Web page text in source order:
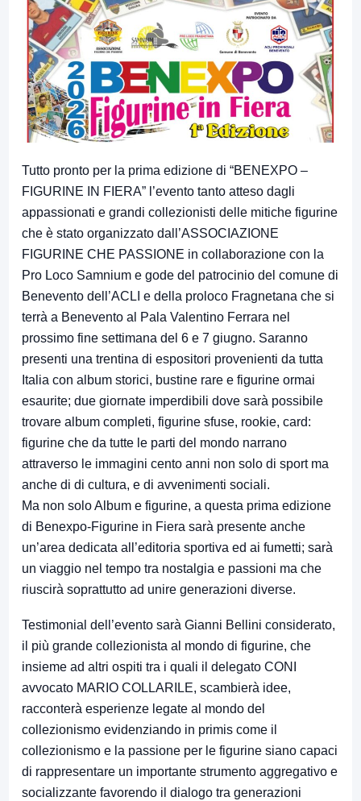
Tutto pronto per la prima edizione di “BENEXPO –
FIGURINE IN FIERA” l’evento tanto atteso dagli
appassionati e grandi collezionisti delle mitiche figurine
che è stato organizzato dall’ASSOCIAZIONE
FIGURINE CHE PASSIONE in collaborazione con la
Pro Loco Samnium e gode del patrocinio del comune di
Benevento dell’ACLI e della proloco Fragnetana che si
terrà a Benevento al Pala Valentino Ferrara nel
prossimo fine settimana del 6 e 7 giugno. Saranno
presenti una trentina di espositori provenienti da tutta
Italia con album storici, bustine rare e figurine ormai
esaurite; due giornate imperdibili dove sarà possibile
trovare album completi, figurine sfuse, rookie, card:
figurine che da tutte le parti del mondo narrano
attraverso le immagini cento anni non solo di sport ma
anche di di cultura, e di avvenimenti sociali.
Ma non solo Album e figurine, a questa prima edizione
di Benexpo-Figurine in Fiera sarà presente anche
un’area dedicata all’editoria sportiva ed ai fumetti; sarà
un viaggio nel tempo tra nostalgia e passioni ma che
riuscirà soprattutto ad unire generazioni diverse.
Testimonial dell’evento sarà Gianni Bellini considerato,
il più grande collezionista al mondo di figurine, che
insieme ad altri ospiti tra i quali il delegato CONI
avvocato MARIO COLLARILE, scambierà idee,
racconterà esperienze legate al mondo del
collezionismo evidenziando in primis come il
collezionismo e la passione per le figurine siano capaci
di rappresentare un importante strumento aggregativo e
socializzante favorendo il dialogo tra generazioni